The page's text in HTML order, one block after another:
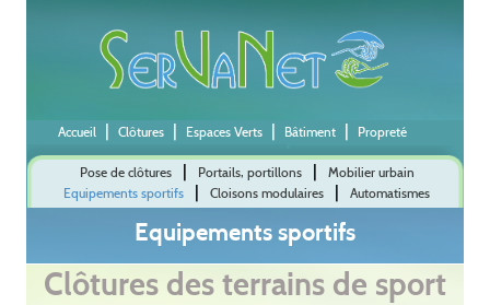
Pose de clôtures | Portails, portillons |
Mobilier urbain
Equipements sportifs
| Cloisons modulaires | Automatismes
Accueil | Clôtures | Espaces Verts | Bâtiment | Propreté
Equipements sportifs
Clôtures des terrains de sport